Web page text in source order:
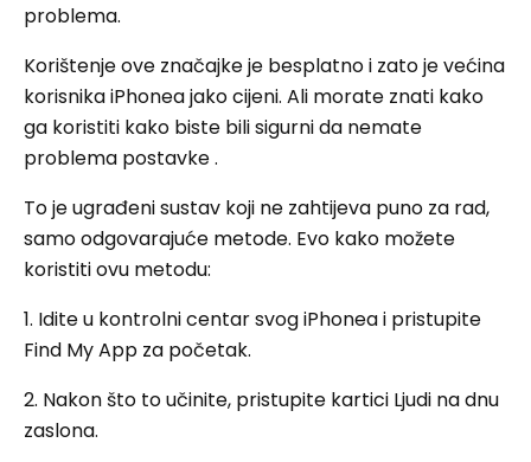
problema.
Korištenje ove značajke je besplatno i zato je većina
korisnika iPhonea jako cijeni. Ali morate znati kako
ga koristiti kako biste bili sigurni da nemate
problema postavke .
To je ugrađeni sustav koji ne zahtijeva puno za rad,
samo odgovarajuće metode. Evo kako možete
koristiti ovu metodu:
1. Idite u kontrolni centar svog iPhonea i pristupite
Find My App za početak.
2. Nakon što to učinite, pristupite kartici Ljudi na dnu
zaslona.